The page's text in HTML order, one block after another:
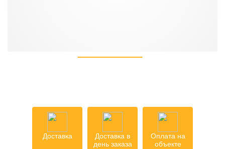
Доставка
Доставка в
день заказа
Оплата на
объекте